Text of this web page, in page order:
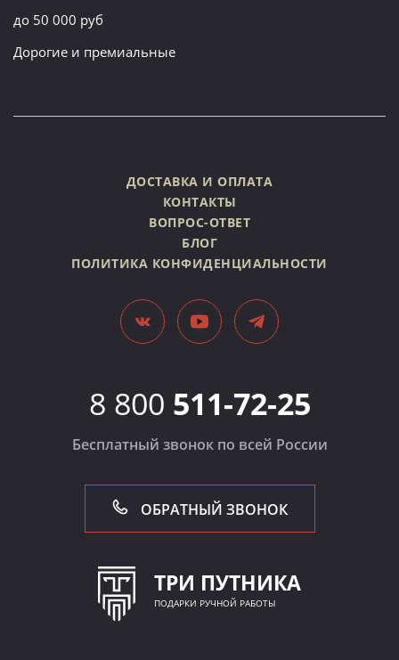
до 50 000 руб
Дорогие и премиальные
ДОСТАВКА И ОПЛАТА
КОНТАКТЫ
ВОПРОС-ОТВЕТ
БЛОГ
ПОЛИТИКА КОНФИДЕНЦИАЛЬНОСТИ
8 800 511-72-25
Бесплатный звонок по всей России
ОБРАТНЫЙ ЗВОНОК
ТРИ ПУТНИКА
ПОДАРКИ РУЧНОЙ РАБОТЫ